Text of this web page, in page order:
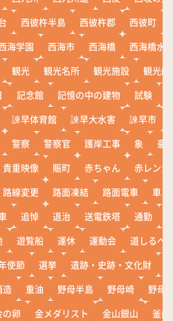
西彼杵半島 西彼杵郡 西彼町
海学園 西海市 西海橋
西海橋水
観光 観光名所 観光施設
観光船
記念館 記憶の中の建物 試験
諫早体育館 諫早大水害 諫早市
警察 警察官 護岸工事 象
豪
貴重映像 賑町 赤ちゃん
赤レンガ
路線変更 路面凍結 路面電車
車
追悼 退治 送電鉄塔 通勤
遊覧船 運休 運動会
道しるべ
使節 選挙 遺跡・史跡・文化財
造 重油 野母半島 野母崎
野母
の卵 金メダリスト 金山銀山
釜山